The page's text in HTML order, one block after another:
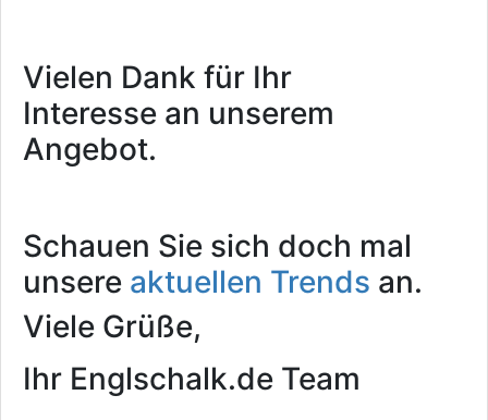
Vielen Dank für Ihr
Interesse an unserem
Angebot.
Schauen Sie sich doch mal
unsere aktuellen Trends an.
Viele Grüße,
Ihr Englschalk.de Team